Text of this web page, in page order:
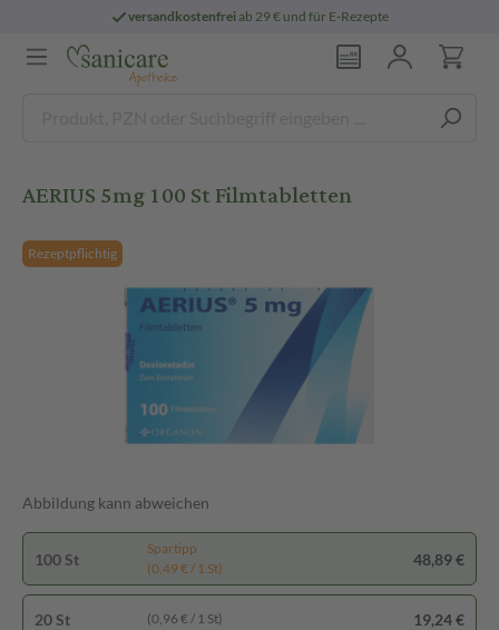
versandkostenfreiab 29 € und für E-Rezepte
AERIUS 5mg 100 St Filmtabletten
Rezeptpflichtig
Abbildung kann abweichen
100 St
Spartipp
(0,49 € / 1 St)
48,89 €
20 St (0,96 € / 1 St) 19,24 €